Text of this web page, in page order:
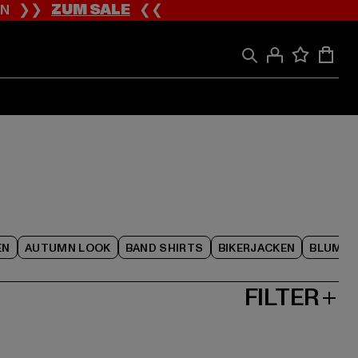
❯❯ZUM SALE❮❮
AUTUMN LOOK BAND SHIRTS BIKERJACKEN
FILTER